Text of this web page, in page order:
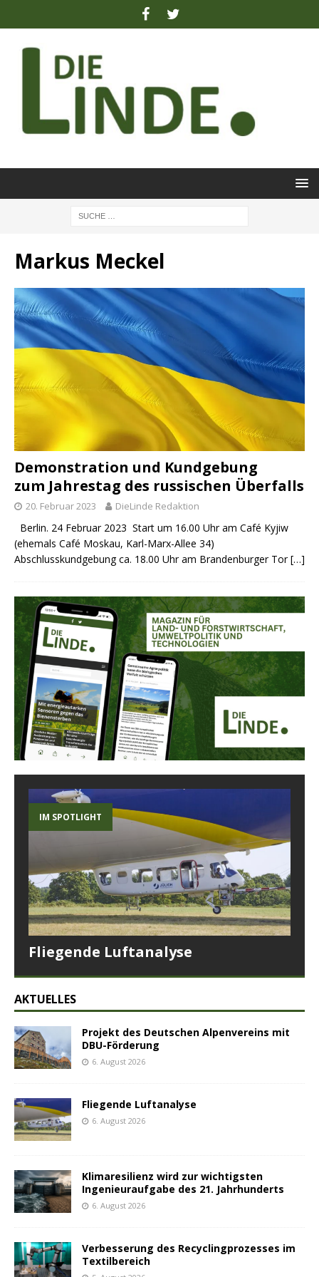
Markus Meckel
Demonstration und Kundgebung
zum Jahrestag des russischen Überfalls
20. Februar 2023 DieLinde Redaktion
Berlin. 24 Februar 2023 Start um 16.00 Uhr am Café Kyjiw
(ehemals Café Moskau, Karl-Marx-Allee 34)
Abschlusskundgebung ca. 18.00 Uhr am Brandenburger Tor[…]
IM SPOTLIGHT
Fliegende Luftanalyse
AKTUELLES
Projekt des Deutschen Alpenvereins mit
DBU-Förderung
6. August 2026
Fliegende Luftanalyse
6. August 2026
Klimaresilienz wird zur wichtigsten
Ingenieuraufgabe des 21. Jahrhunderts
6. August 2026
Verbesserung des Recyclingprozesses im
Textilbereich